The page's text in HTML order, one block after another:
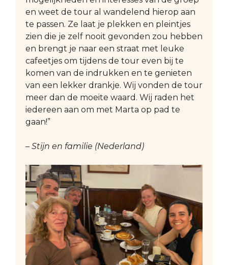
en weet de tour al wandelend hierop aan
te passen. Ze laat je plekken en pleintjes
zien die je zelf nooit gevonden zou hebben
en brengt je naar een straat met leuke
cafeetjes om tijdens de tour even bij te
komen van de indrukken en te genieten
van een lekker drankje. Wij vonden de tour
meer dan de moeite waard. Wij raden het
iedereen aan om met Marta op pad te
gaan!”
– Stijn en familie (Nederland)